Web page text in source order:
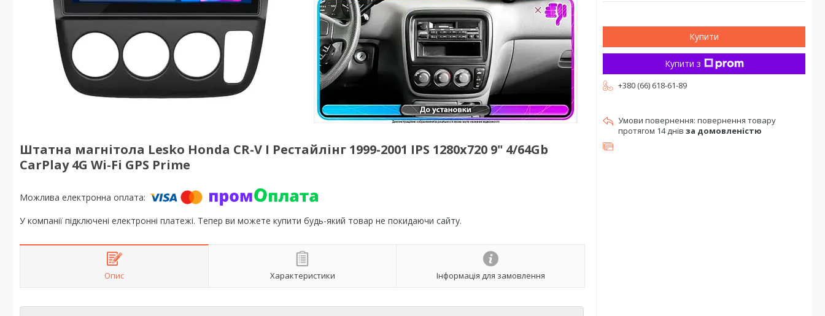
Штатна магнітола Lesko Honda CR-V I Рестайлінг 1999-2001 IPS 1280x720 9" 4/64Gb
CarPlay 4G Wi-Fi GPS Prime
У компанії підключені електронні платежі. Тепер ви можете купити будь-який товар не покидаючи сайту.
Опис Характеристики Інформація для замовлення
Купити
Купити з
+380 (66) 618-61-89
повернення товару
протягом 14 днів за домовленістю